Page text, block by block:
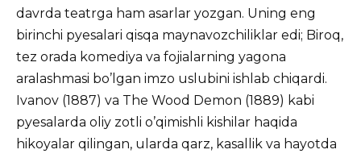
davrda teatrga ham asarlar yozgan. Uning eng
birinchi pyesalari qisqa maynavozchiliklar edi; Biroq,
tez orada komediya va fojialarning yagona
aralashmasi bo’lgan imzo uslubini ishlab chiqardi.
Ivanov (1887) va The Wood Demon (1889) kabi
pyesalarda oliy zotli o’qimishli kishilar haqida
hikoyalar qilingan, ularda qarz, kasallik va hayotda